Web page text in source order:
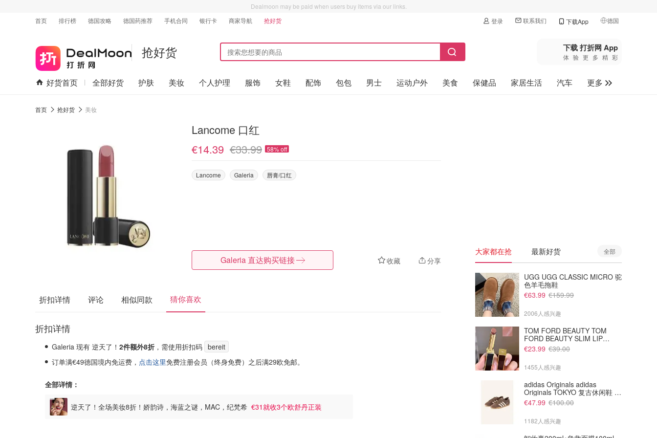
Dealmoon may be paid when users buy items via our links.
首页
排行榜 德国攻略 德国药推荐 手机合同 银行卡 商家导航 抢好货 登录 联系我们 下载App 德国
🇺🇸美国
🇨🇳中国
🇨🇦加拿大
抢好货 下载 打折网 App
体验更多精彩
好货首页 全部好货 护肤 美妆 个人护理 服饰 女鞋 配饰 包包 男士 运动户外 美食 保健品 家居生活 汽车
更多
首页 抢好货 美妆
Lancome 口红
€14.39 €33.99 58% off
Lancome Galeria 唇膏/口红
收藏 分享
Galeria 直达购买链接
折扣详情 评论 相似同款 猜你喜欢
折扣详情
Galeria 现有 逆天了！ 2件额外8折 ，需使用折扣码 bereit
订单满€49德国境内免运费， 点击这里免费注册会员（终身免费）之后满29欧免邮。
全部详情：
逆天了！全场美妆8折！娇韵诗，海蓝之谜，MAC，纪梵希 €31就收3个欧舒丹正装
大家都在抢 最新好货 全部
UGG UGG CLASSIC MICRO 驼
色羊毛拖鞋
€63.99 €159.99
2006人感兴趣
TOM FORD BEAUTY TOM
FORD BEAUTY SLIM LIP
COLOR SHINE 口红 open back
色
€23.99 €39.00
1455人感兴趣
adidas Originals adidas
Originals TOKYO 复古休闲鞋 深
棕色
€47.99 €100.00
1182人感兴趣